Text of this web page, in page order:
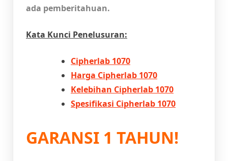
ada pemberitahuan.
Kata Kunci Penelusuran:
Cipherlab 1070
Harga Cipherlab 1070
Kelebihan Cipherlab 1070
Spesifikasi Cipherlab 1070
GARANSI 1 TAHUN!